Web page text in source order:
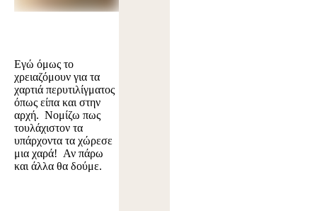
Εγώ όμως το
χρειαζόμουν για τα
χαρτιά περυτιλίγματος
όπως είπα και στην
αρχή. Νομίζω πως
τουλάχιστον τα
υπάρχοντα τα χώρεσε
μια χαρά! Αν πάρω
και άλλα θα δούμε.